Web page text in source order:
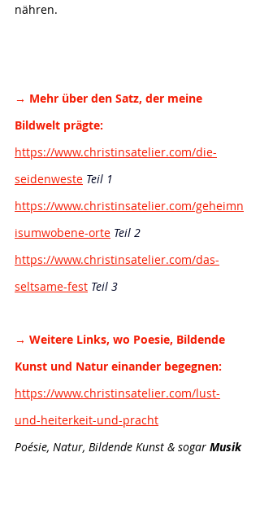
nähren.
→ Mehr über den Satz, der meine
Bildwelt prägte:
https://www.christinsatelier.com/die-
seidenweste Teil 1
https://www.christinsatelier.com/geheimn
isumwobene-orte Teil 2
https://www.christinsatelier.com/das-
seltsame-fest Teil 3
→ Weitere Links, wo Poesie, Bildende
Kunst und Natur einander begegnen:
https://www.christinsatelier.com/lust-
und-heiterkeit-und-pracht
Poésie, Natur, Bildende Kunst & sogar Musik